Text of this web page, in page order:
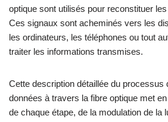
optique sont utilisés pour reconstituer
Ces signaux sont acheminés vers les
les ordinateurs, les téléphones ou tout
traiter les informations transmises.
Cette description détaillée du processus
données à travers la fibre optique met
de chaque étape, de la modulation de la